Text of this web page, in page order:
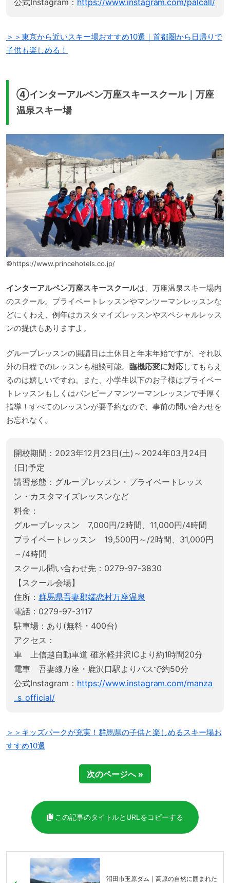
＞＞東京から近いスキー場おすすめ10選｜首都圏から日帰りで
子供も楽しめる！
④インターアルペン万座スキースクール｜万座
温泉スキー場
©https://www.princehotels.co.jp/
インターアルペン万座スキースクールは、万座温泉スキー場内
のスクール。プライベートレッスンやマンツーマンレッスンな
どにくわえ、例年はカスタマイズレッスンやスペシャルレッス
ンの提供もありますよ。
グループレッスンの開講日は土休日と年末年始ですが、それ以
外の日程でのレッスンも相談可能。 臨機応変に対応してもらえ
るのは嬉しいですね。また、小学生以下のお子様はプライベー
トレッスンもしくはバンビーノマンツーマンレッスンで手厚く
指導！すべてのレッスンが要予約なので、事前の問い合わせを
お忘れなく。
開校期間：2023年12月23日(土)～2024年03月24日
(日)予定
講習形態：グループレッスン・プライベートレッス
ン・カスタマイズレッスンなど
料金：
グループレッスン 7,000円/2時間、11,000円/4時間
プライベートレッスン 19,500円～/2時間、31,000円
～/4時間
スクール問い合わせ先：0279-97-3830
【スクール会場】
住所： 群馬県吾妻郡嬬恋村万座温泉
電話：0279-97-3117
駐車場：あり(無料・400台)
アクセス：
車 上信越自動車道 碓氷軽井沢ICより約1時間20分
電車 吾妻線万座・鹿沢口駅よりバスで約50分
公式Instagram： https://www.instagram.com/manza
_s_official/
＞＞キッズパークが充実！群馬県の子供と楽しめるスキー場お
すすめ10選
次のページへ »
この記事のタイトルとURLをコピーする
沼田市玉原ダム｜高原の自然に囲まれた